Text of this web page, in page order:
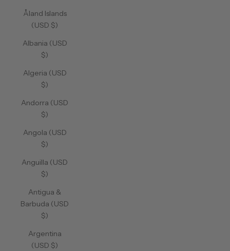
Åland Islands
(USD $)
Albania (USD
$)
Algeria (USD
$)
Andorra (USD
$)
Angola (USD
$)
Anguilla (USD
$)
Antigua &
Barbuda (USD
$)
Argentina
(USD $)